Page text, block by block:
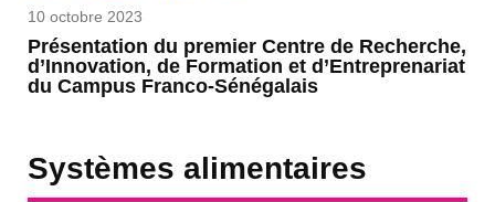
10 octobre 2023
Présentation du premier Centre de Recherche,
d’Innovation, de Formation et d’Entreprenariat
du Campus Franco-Sénégalais
Systèmes alimentaires